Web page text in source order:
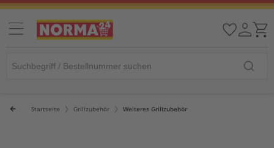
Startseite Grillzubehör Weiteres Grillzubehör